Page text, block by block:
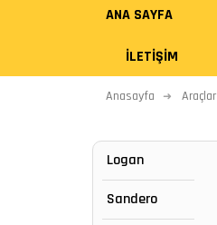
ANA SAYFA
İLETIŞIM
Anasayfa Araçlar
Logan
Sandero